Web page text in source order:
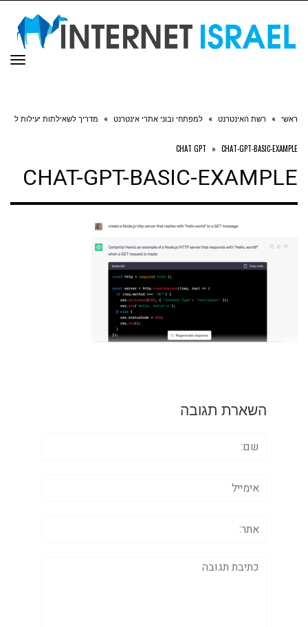
ראשי » רשת האינטרנט » למפתחי ובוני אתרי אינטרנט » מדריך לשאילתות יעילות ל
CHAT GPT » CHAT-GPT-BASIC-EXAMPLE
CHAT-GPT-BASIC-EXAMPLE
השארת תגובה
תגובה